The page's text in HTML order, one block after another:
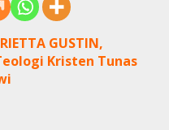
GUSTIN,
Kristen Tunas